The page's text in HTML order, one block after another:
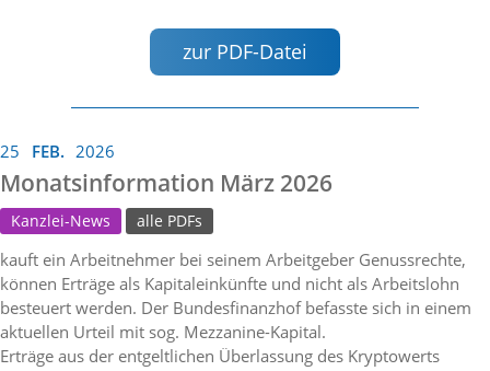
zur PDF-Datei
25 FEB. 2026
Monatsinformation März 2026
Kanzlei-News alle PDFs
kauft ein Arbeitnehmer bei seinem Arbeitgeber Genussrechte,
können Erträge als Kapitaleinkünfte und nicht als Arbeitslohn
besteuert werden. Der Bundesfinanzhof befasste sich in einem
aktuellen Urteil mit sog. Mezzanine-Kapital.
Erträge aus der entgeltlichen Überlassung des Kryptowerts